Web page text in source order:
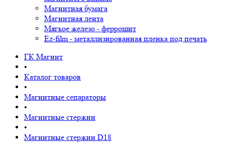
Магнитная бумага
Магнитная лента
Мягкое железо - феррошит
Ez-film - металлизированная пленка под печать
ГК Магнит
•
Каталог товаров
•
Магнитные сепараторы
•
Магнитные стержни
•
Магнитные стержни D18